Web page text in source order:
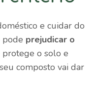
e cuidar do
pode prejudicar o
protege o solo e
composto vai dar